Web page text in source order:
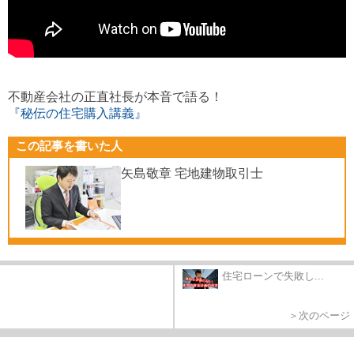
不動産会社の正直社長が本音で語る！
『秘伝の住宅購入講義』
この記事を書いた人
矢島敬章 宅地建物取引士
住宅ローンで失敗し...
＞次のページ